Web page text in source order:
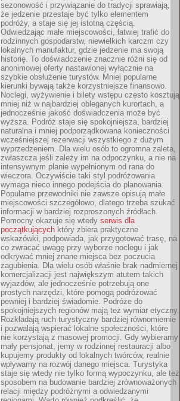
sezonowość i przywiązanie do tradycji sprawiają,
że jedzenie przestaje być tylko elementem
podróży, a staje się jej istotną częścią.
Odwiedzając małe miejscowości, łatwiej trafić do
rodzinnych gospodarstw, niewielkich karczm czy
lokalnych manufaktur, gdzie jedzenie ma swoją
historię. To doświadczenie znacznie różni się od
anonimowej oferty nastawionej wyłącznie na
szybkie obsłużenie turystów. Mniej popularne
kierunki bywają także korzystniejsze finansowo.
Noclegi, wyżywienie i bilety wstępu często kosztują
mniej niż w najbardziej obleganych kurortach, a
jednocześnie jakość doświadczenia może być
wyższa. Podróż staje się spokojniejsza, bardziej
naturalna i mniej podporządkowana konieczności
wcześniejszej rezerwacji wszystkiego z dużym
wyprzedzeniem. Dla wielu osób to ogromna zaleta,
zwłaszcza jeśli zależy im na odpoczynku, a nie na
intensywnym planie wypełnionym od rana do
wieczora. Oczywiście taki styl podróżowania
wymaga nieco innego podejścia do planowania.
Popularne przewodniki nie zawsze opisują małe
miejscowości szczegółowo, dlatego trzeba szukać
informacji w bardziej rozproszonych źródłach.
Pomocny okazuje się wtedy serwis dla
początkujących który zbiera praktyczne
wskazówki, podpowiada, jak przygotować trasę, na
co zwracać uwagę przy wyborze noclegu i jak
odkrywać mniej znane miejsca bez poczucia
zagubienia. Dla wielu osób właśnie brak nadmiernej
komercjalizacji jest największym atutem takich
wyjazdów, ale jednocześnie potrzebują one
prostych narzędzi, które pomogą podróżować
pewniej i bardziej świadomie. Podróże do
spokojniejszych regionów mają też wymiar etyczny.
Rozkładają ruch turystyczny bardziej równomiernie
i pozwalają wspierać lokalne społeczności, które
nie korzystają z masowej promocji. Gdy wybieramy
mały pensjonat, jemy w rodzinnej restauracji albo
kupujemy produkty od lokalnych twórców, realnie
wpływamy na rozwój danego miejsca. Turystyka
staje się wtedy nie tylko formą wypoczynku, ale też
sposobem na budowanie bardziej zrównoważonych
relacji między podróżnymi a odwiedzanymi